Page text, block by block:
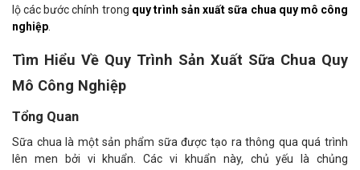
lộ các bước chính trong quy trình sản xuất sữa chua quy mô công
nghiệp
Tìm Hiểu Về Quy Trình Sản Xuất Sữa Chua Quy
Mô Công Nghiệp
Tổng Quan
Sữa chua là một sản phẩm sữa được tạo ra thông qua quá trình
lên men bởi vi khuẩn. Các vi khuẩn này, chủ yếu là chủng